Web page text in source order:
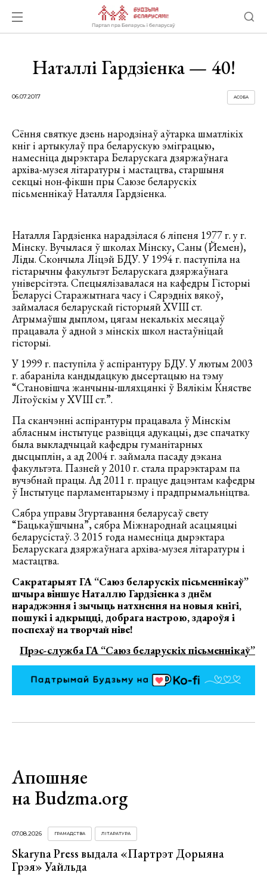
Наталлі Гардзіенка — 40!
06.07.2017 АСОБА
Сёння святкуе дзень народзінаў аўтарка шматлікіх
кніг і артыкулаў пра беларускую эміграцыю,
намесніца дырэктара Беларускага дзяржаўнага
архіва-музея літаратуры і мастацтва, старшыня
секцыі нон-фікшн пры Саюзе беларускіх
пісьменнікаў Наталля Гардзіенка.
Наталля Гардзіенка нарадзілася 6 ліпеня 1977 г. у г.
Мінску. Вучылася ў школах Мінску, Саны (Йемен),
Ліды. Скончыла Ліцэй БДУ. У 1994 г. паступіла на
гістарычны факультэт Беларускага дзяржаўнага
універсітэта. Спецыялізавалася на кафедры Гісторыі
Беларусі Старажытнага часу і Сярэдніх вякоў,
займалася беларускай гісторыяй XVIII ст.
Атрымаўшы дыплом, цягам некалькіх месяцаў
працавала ў адной з мінскіх школ настаўніцай
гісторыі.
У 1999 г. паступіла ў аспірантуру БДУ. У лютым 2003
г. абараніла кандыдацкую дысертацыю на тэму
“Становішча жанчыны-шляхцянкі ў Вялікім Княстве
Літоўскім у XVIII ст.”.
Па сканчэнні аспірантуры працавала ў Мінскім
абласным інстытуце развіцця адукацыі, дзе спачатку
была выкладчыцай кафедры гуманітарных
дысцыплін, а ад 2004 г. займала пасаду дэкана
факультэта. Пазней у 2010 г. стала прарэктарам па
вучэбнай працы. Ад 2011 г. працуе дацэнтам кафедры
ў Інстытуце парламентарызму і прадпрымальніцтва.
Сябра управы Згуртавання беларусаў свету
“Бацькаўшчына”, сябра Міжнароднай асацыяцыі
беларусістаў. З 2015 года намесніца дырэктара
Беларускага дзяржаўнага архіва-музея літаратуры і
мастацтва.
Сакратарыят ГА “Саюз беларускіх пісьменнікаў”
шчыра віншуе Наталлю Гардзіенка з днём
нараджэння і зычыць натхнення на новыя кнігі,
пошукі і адкрыцці, добрага настрою, здароўя і
поспехаў на творчай ніве!
Прэс-служба ГА “Саюз беларускіх пісьменнікаў”
Апошняе
на Budzma.org
07.08.2026 ГРАМАДСТВА ЛІТАРАТУРА
Skaryna Press выдала «Партрэт Дорыяна
Грэя» Уайльда